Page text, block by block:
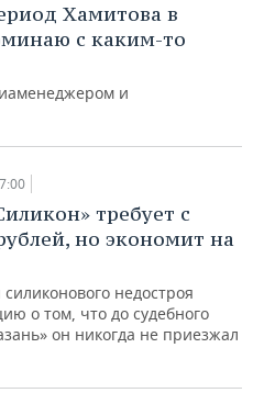
Хамитова в
с каким-то
и
требует с
но экономит на
недостроя
о том, что до судебного
он никогда не приезжал